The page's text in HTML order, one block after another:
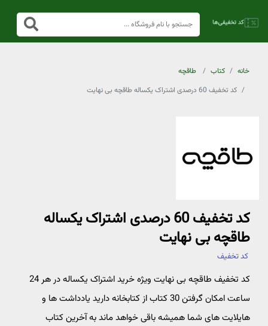
خانه کتاب
طاقچه
کد تخفیف 60 درصدی اشتراک یکساله طاقچه بی نهایت
کد تخفیف 60 درصدی اشتراک یکساله
طاقچه بی نهایت
کد تخفیف
کد تخفیف طاقچه بی نهایت ویژه خرید اشتراک یکساله در هر 24
ساعت امکان گرفتن 30 کتاب از کتابخانه دارید یادداشت ها و
هایلایت های شما همیشه باقی خواهد ماند به آخرین کتاب